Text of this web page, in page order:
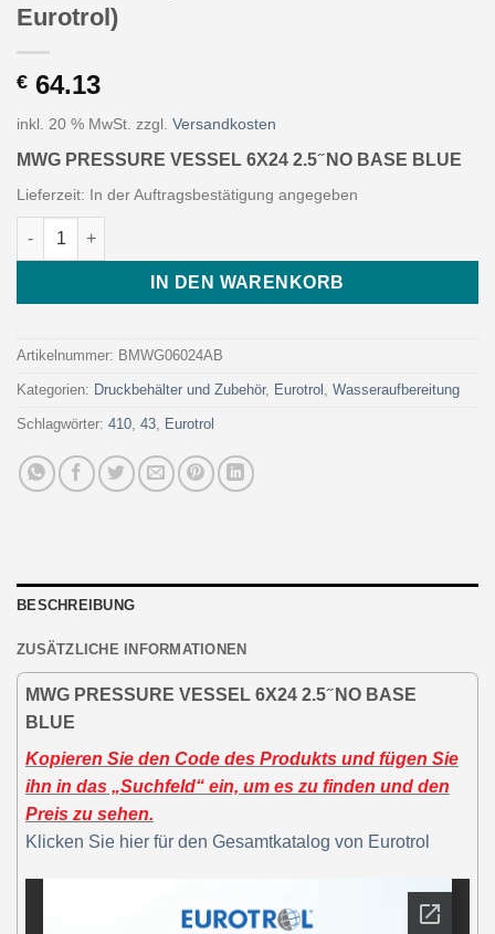
Eurotrol)
€ 64.13
inkl. 20 % MwSt. zzgl. Versandkosten
MWG PRESSURE VESSEL 6X24 2.5 ̋ NO BASE BLUE
Lieferzeit: In der Auftragsbestätigung angegeben
MWG PRESSURE VESSEL 6X24 2.5 ̋ NO BASE BLUE (Art.
IN DEN WARENKORB
Artikelnummer: BMWG06024AB
Kategorien: Druckbehälter und Zubehör, Eurotrol Wasseraufbereitung
Schlagwörter: 410 43 Eurotrol
BESCHREIBUNG
ZUSÄTZLICHE INFORMATIONEN
MWG PRESSURE VESSEL 6X24 2.5 ̋ NO BASE
BLUE
Kopieren Sie den Code des Produkts und fügen Sie
ihn in das „Suchfeld“ ein, um es zu finden und den
Preis zu sehen.
Klicken Sie hier für den Gesamtkatalog von Eurotrol